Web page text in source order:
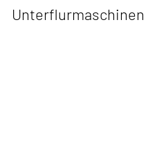
Unterflurmaschinen